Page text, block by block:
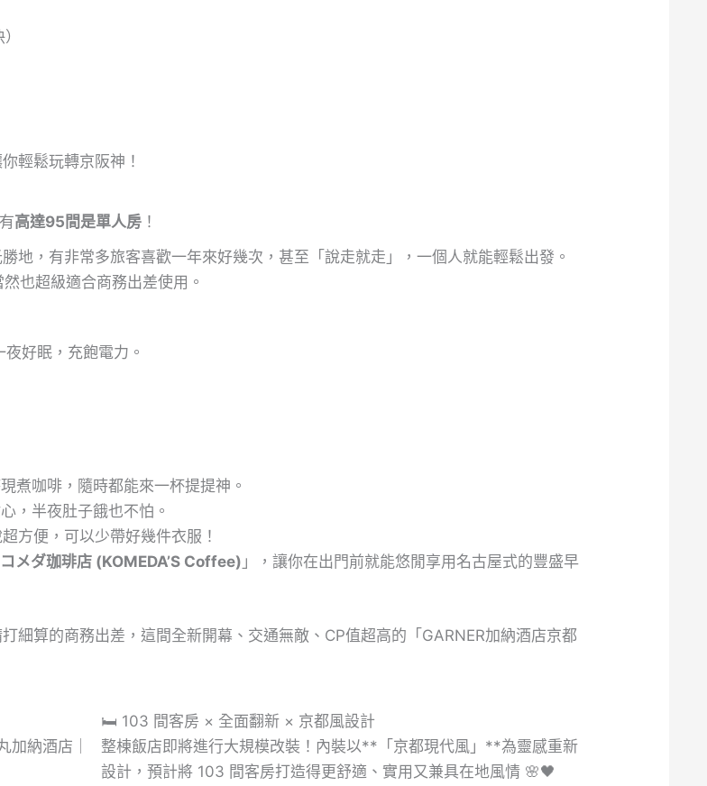
輕鬆玩轉京阪神！
高達95間是單人房 ！
，有非常多旅客喜歡一年來好幾次，甚至「說走就走」，一個人就能輕鬆出發。
也超級適合商務出差使用。
好眠，充飽電力。
煮咖啡，隨時都能來一杯提提神。
，半夜肚子餓也不怕。
方便，可以少帶好幾件衣服！
コメダ珈琲店 (KOMEDA’S Coffee) 」，讓你在出門前就能悠閒享用名古屋式的豐盛早
細算的商務出差，這間全新開幕、交通無敵、CP值超高的「GARNER加納酒店京都
加納酒店｜
🛏️ 103 間客房 × 全面翻新 × 京都風設計
整棟飯店即將進行大規模改裝！內裝以**「京都現代風」**為靈感重新
設計，預計將 103 間客房打造得更舒適、實用又兼具在地風情 🌸🖤